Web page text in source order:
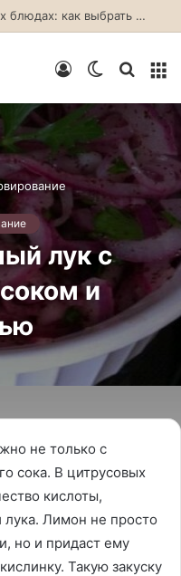
Кокосовое молоко в несладких блюдах: как выбрать и приготовить
Switch
Войти
лук с
и
не только с
сока. В цитрусовых
кислоты,
Лимон не просто
но и придаст ему
Такую закуску